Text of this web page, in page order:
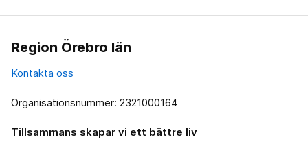
Region Örebro län
Kontakta oss
Organisationsnummer: 2321000164
Tillsammans skapar vi ett bättre liv